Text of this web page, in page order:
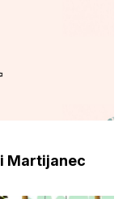
Martijanec